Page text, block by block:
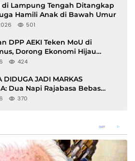
di Lampung Tengah Ditangkap
Hamili Anak di Bawah Umur
501
DPP AEKI Teken MoU di
Dorong Ekonomi Hijau
Kopi dan Perdagangan Karbon
424
DIDUGA JADI MARKAS
Dua Napi Rajabasa Bebas
HP, Muncul Dugaan
370